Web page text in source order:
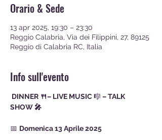
Orario & Sede
13 apr 2025, 19:30 – 23:30
Reggio Calabria, Via dei Filippini, 27, 89125
Reggio di Calabria RC, Italia
Info sull'evento
DINNER 🍴– LIVE MUSIC 🎼 – TALK
SHOW 🎤
📅 Domenica 13 Aprile 2025